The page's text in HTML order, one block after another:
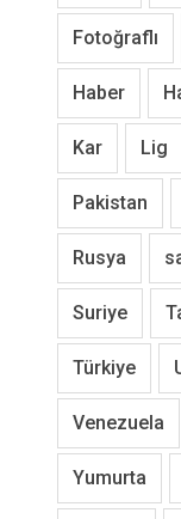
Fotoğraflı
Haber
Kar Lig
Pakistan
Rusya
Suriye
Türkiye
Venezuela
Yumurta